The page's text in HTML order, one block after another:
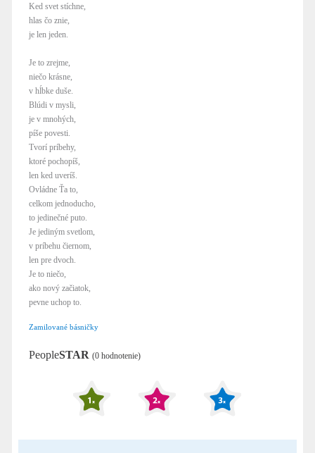
Ked svet stíchne,
hlas čo znie,
je len jeden.
Je to zrejme,
niečo krásne,
v hĺbke duše.
Blúdi v mysli,
je v mnohých,
píše povesti.
Tvorí príbehy,
ktoré pochopíš,
len ked uveríš.
Ovládne Ťa to,
celkom jednoducho,
to jedinečné puto.
Je jediným svetlom,
v príbehu čiernom,
len pre dvoch.
Je to niečo,
ako nový začiatok,
pevne uchop to.
Zamilované básničky
PeopleSTAR (0 hodnotenie)